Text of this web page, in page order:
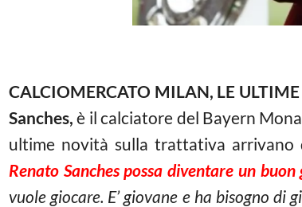
CALCIOMERCATO MILAN, LE ULTIME
Sanches, è il calciatore del Bayern
ultime novità sulla trattativa arrivano
Renato Sanches possa diventare un
vuole giocare. E’ giovane e ha bisogno di